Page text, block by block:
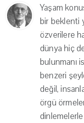
Yaşam
bir beklenti
özverilere
dünya hiç
bulunmanı
benzeri
değil,
örgü